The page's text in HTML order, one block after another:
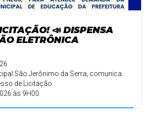
📣 DISPENSA
ELETRÔNICA
São Jerônimo da Serra, comunica
de Licitação.
às 9H00